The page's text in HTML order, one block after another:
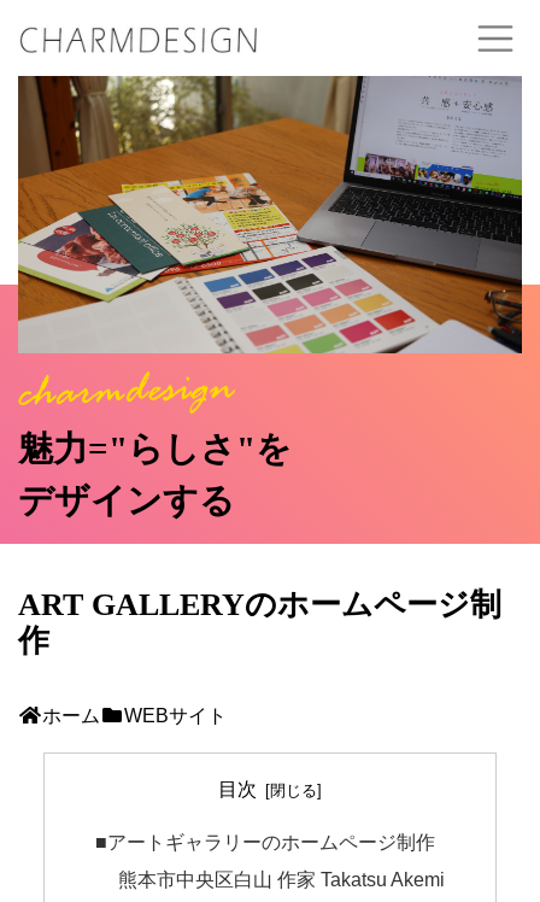
魅力="らしさ"を
デザインする
ART GALLERYのホームページ制
作
ホーム WEBサイト
目次
■アートギャラリーのホームページ制作
熊本市中央区白山 作家 Takatsu Akemi